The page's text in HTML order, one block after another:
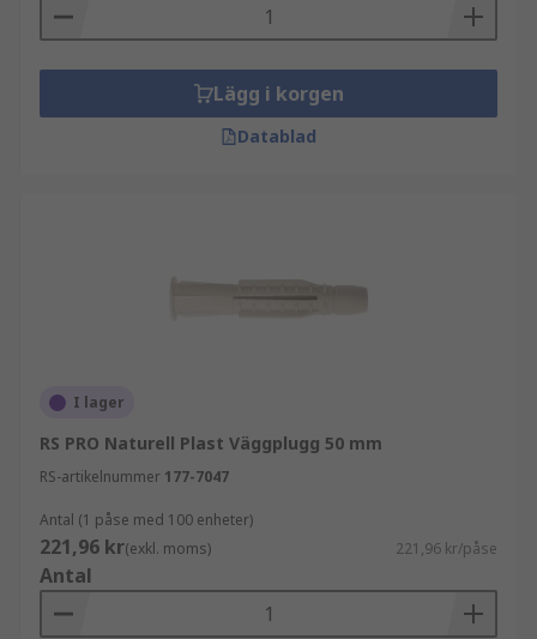
Lägg i korgen
Datablad
I lager
RS PRO Naturell Plast Väggplugg 50 mm
RS-artikelnummer 177-7047
Antal (1 påse med 100 enheter)
221,96 kr(exkl. moms) 221,96 kr/påse
Antal